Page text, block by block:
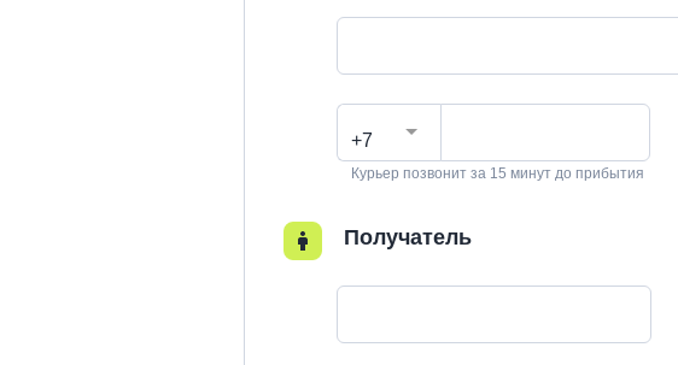
+7
Курьер позвонит за 15 минут до прибытия
Получатель